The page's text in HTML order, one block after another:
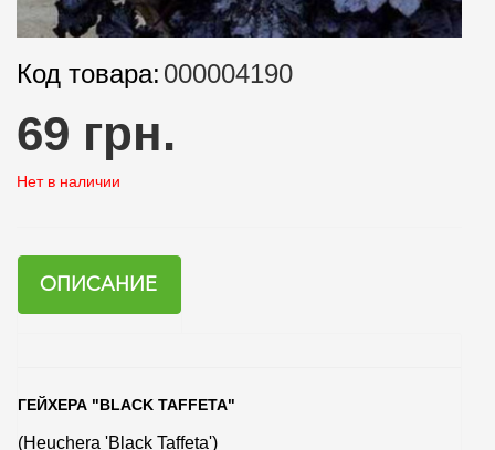
Код товара: 000004190
69 грн.
Нет в наличии
ОПИСАНИЕ
ГЕЙХЕРА "BLACK TAFFETA"
(Heuchera 'Black Taffeta')